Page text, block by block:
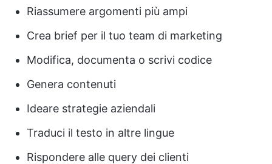
Riassumere argomenti più ampi
Crea brief per il tuo team di marketing
Modifica, documenta o scrivi codice
Genera contenuti
Ideare strategie aziendali
Traduci il testo in altre lingue
Rispondere alle query dei clienti